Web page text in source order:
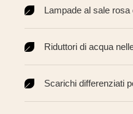
Lampade al sale rosa
Riduttori di acqua
Scarichi differenziati